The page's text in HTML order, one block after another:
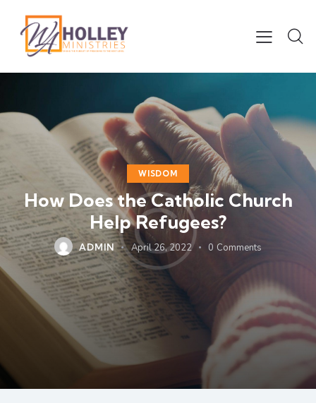
WISDOM
How Does the Catholic Church
Help Refugees?
ADMIN April 26, 2022 0 Comments